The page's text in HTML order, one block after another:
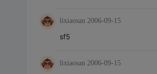
lixiaosan 2006-09-15
sf5
lixiaosan 2006-09-15